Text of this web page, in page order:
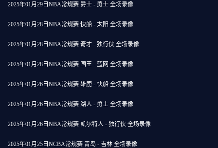
2025年01月29日NBA常规赛 爵士 - 勇士 全场录像
2025年01月28日NBA常规赛 快船 - 太阳 全场录像
2025年01月28日NBA常规赛 奇才 - 独行侠 全场录像
2025年01月28日NBA常规赛 国王 - 篮网 全场录像
2025年01月26日NBA常规赛 雄鹿 - 快船 全场录像
2025年01月26日NBA常规赛 湖人 - 勇士 全场录像
2025年01月26日NBA常规赛 凯尔特人 - 独行侠 全场录像
2025年01月25日NCBA常规赛 青岛 - 吉林 全场录像